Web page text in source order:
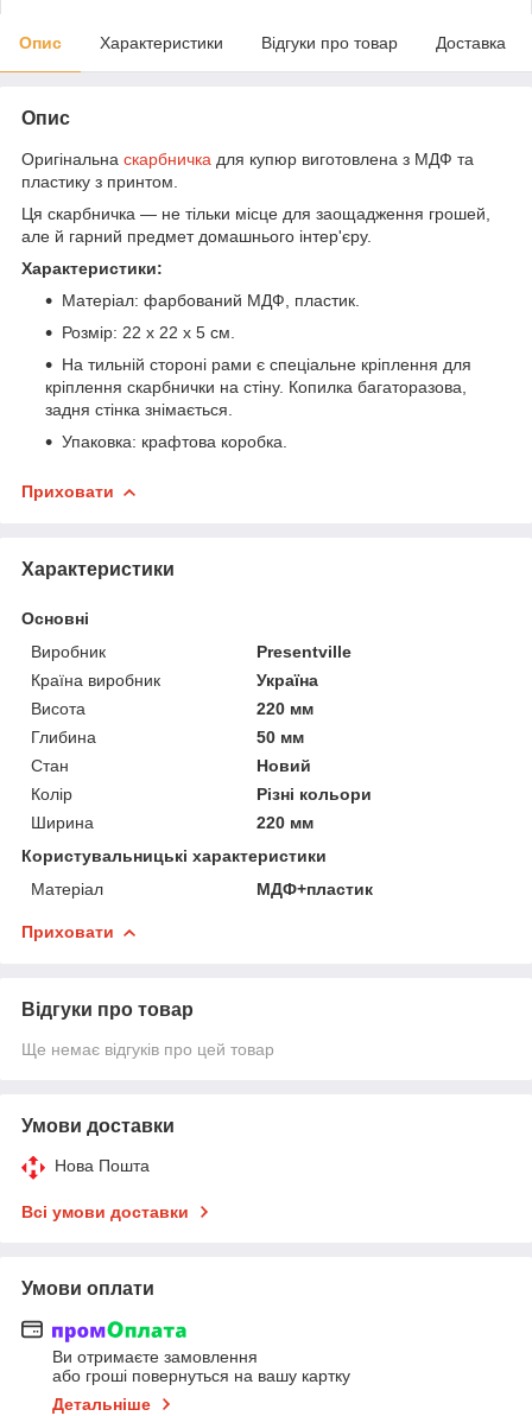
Опис Характеристики Відгуки про товар Доставка
Опис
Оригінальна скарбничка для купюр виготовлена з МДФ та
пластику з принтом.
Ця скарбничка — не тільки місце для заощадження грошей,
але й гарний предмет домашнього інтер'єру.
Характеристики:
Матеріал: фарбований МДФ, пластик.
Розмір: 22 х 22 х 5 см.
На тильній стороні рами є спеціальне кріплення для
кріплення скарбнички на стіну. Копилка багаторазова,
задня стінка знімається.
Упаковка: крафтова коробка.
Приховати
Характеристики
Основні
Виробник
Presentville
Країна виробник
Україна
Висота
220 мм
Глибина
50 мм
Стан
Новий
Колір
Різні кольори
Ширина
220 мм
Користувальницькі характеристики
Матеріал
МДФ+пластик
Приховати
Відгуки про товар
Ще немає відгуків про цей товар
Умови доставки
Нова Пошта
Всі умови доставки
Умови оплати
Ви отримаєте замовлення
або гроші повернуться на вашу картку
Детальніше